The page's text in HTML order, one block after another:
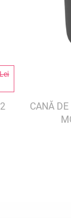
CANĂ